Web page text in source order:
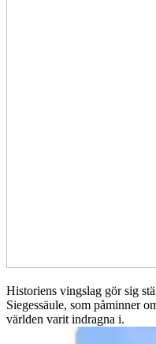
Historiens vingslag gör sig
Siegessäule, som påminner
världen varit indragna i.